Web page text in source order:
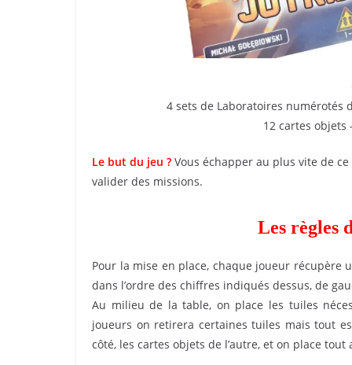
4 sets de Laboratoires numérotés
12 cartes
Le but du jeu ? Vous échapper au plus vite de
valider des missions.
Les règles
Pour la mise en place, chaque joueur récupère
dans l’ordre des chiffres indiqués dessus, de
Au milieu de la table, on place les tuiles
joueurs on retirera certaines tuiles mais tout
côté, les cartes objets de l’autre, et on place